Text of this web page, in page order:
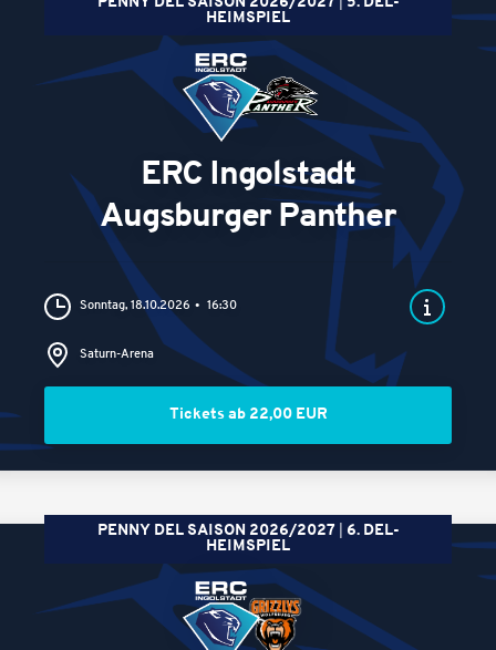
HEIMSPIEL
ERC Ingolstadt
Augsburger Panther
Sonntag, 18.10.2026 16:30
Saturn-Arena
Tickets ab 22,00 EUR
PENNY DEL SAISON 2026/2027
6. DEL-
HEIMSPIEL